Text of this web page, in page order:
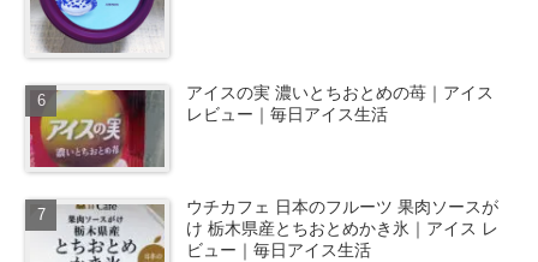
アイスの実 濃いとちおとめの苺｜アイス
レビュー｜毎日アイス生活
ウチカフェ 日本のフルーツ 果肉ソースが
け 栃木県産とちおとめかき氷｜アイス レ
ビュー｜毎日アイス生活